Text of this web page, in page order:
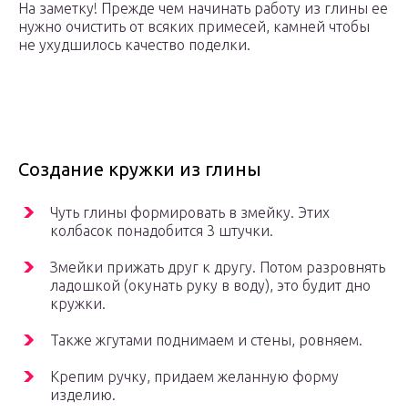
На заметку! Прежде чем начинать работу из глины ее
нужно очистить от всяких примесей, камней чтобы
не ухудшилось качество поделки.
Создание кружки из глины
Чуть глины формировать в змейку. Этих
колбасок понадобится 3 штучки.
Змейки прижать друг к другу. Потом разровнять
ладошкой (окунать руку в воду), это будит дно
кружки.
Также жгутами поднимаем и стены, ровняем.
Крепим ручку, придаем желанную форму
изделию.